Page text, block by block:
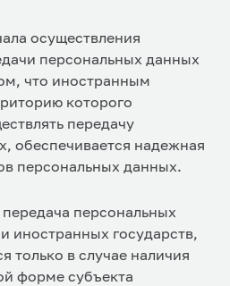
осуществления
персональных данных
что иностранным
которого
передачу
обеспечивается надежная
персональных данных.
персональных
иностранных государств,
только в случае наличия
форме субъекта